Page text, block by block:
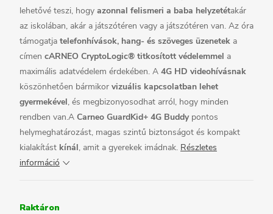
lehetővé teszi, hogy azonnal felismeri a baba helyzetétakár
az iskolában, akár a játszótéren vagy a játszótéren van. Az óra
támogatja telefonhívások, hang- és szöveges üzenetek a
címen cARNEO CryptoLogic® titkosított védelemmel a
maximális adatvédelem érdekében. A 4G HD videohívásnak
köszönhetően bármikor vizuális kapcsolatban lehet
gyermekével, és megbizonyosodhat arról, hogy minden
rendben van.A Carneo GuardKid+ 4G Buddypontos
helymeghatározást, magas szintű biztonságot és kompakt
kialakítást kínál, amit a gyerekek imádnak. Részletes
információ
Raktáron